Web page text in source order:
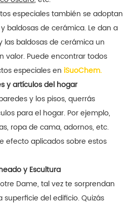
especiales también se adoptan
baldosas de cerámica. Le dan a
las baldosas de cerámica un
valor. Puede encontrar todos
especiales en iSuoChem.
y artículos del hogar
y los pisos, querrás
para el hogar. Por ejemplo,
ropa de cama, adornos, etc.
efecto aplicados sobre estos
y Escultura
Dame, tal vez te sorprendan
superficie del edificio. Quizás